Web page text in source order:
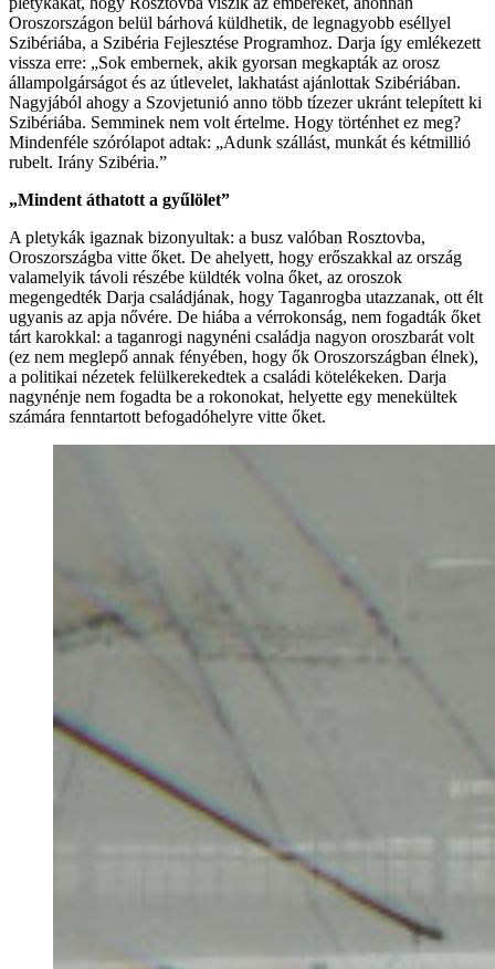
Oroszországon belül bárhová küldhetik, de legnagyobb eséllyel
Szibériába, a Szibéria Fejlesztése Programhoz. Darja így emlékezett
vissza erre: „Sok embernek, akik gyorsan megkapták az orosz
állampolgárságot és az útlevelet, lakhatást ajánlottak Szibériában.
Nagyjából ahogy a Szovjetunió anno több tízezer ukránt telepített ki
Szibériába. Semminek nem volt értelme. Hogy történhet ez meg?
Mindenféle szórólapot adtak: „Adunk szállást, munkát és kétmillió
rubelt. Irány Szibéria.”
„Mindent áthatott a gyűlölet”
A pletykák igaznak bizonyultak: a busz valóban Rosztovba,
Oroszországba vitte őket. De ahelyett, hogy erőszakkal az ország
valamelyik távoli részébe küldték volna őket, az oroszok
megengedték Darja családjának, hogy Taganrogba utazzanak, ott élt
ugyanis az apja nővére. De hiába a vérrokonság, nem fogadták őket
tárt karokkal: a taganrogi nagynéni családja nagyon oroszbarát volt
(ez nem meglepő annak fényében, hogy ők Oroszországban élnek),
a politikai nézetek felülkerekedtek a családi kötelékeken. Darja
nagynénje nem fogadta be a rokonokat, helyette egy menekültek
számára fenntartott befogadóhelyre vitte őket.